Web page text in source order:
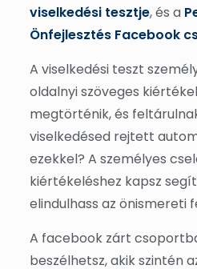
viselkedési tesztje, és a
Önfejlesztés Facebook
A viselkedési teszt
oldalnyi szöveges
megtörténik, és
viselkedésed rejtett
ezekkel? A személyes
kiértékeléshez kapsz
elindulhass az önismereti
A facebook zárt
beszélhetsz, akik szintén